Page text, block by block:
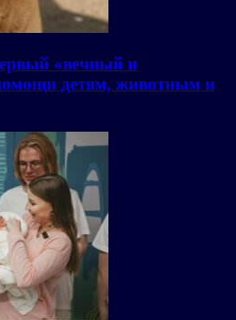
«вечный и
детям, животным и